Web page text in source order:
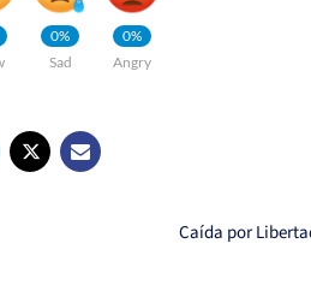
0%
Sad
0%
Angry
Caída por